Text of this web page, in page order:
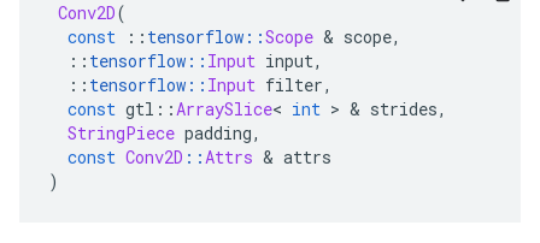
Conv2D(
const
:: tensorflow ::Scope & scope,
:: tensorflow :: Input input,
:: tensorflow :: Input filter,
const gtl ::ArraySlice< int > & strides,
StringPiece padding,
const Conv2D ::Attrs & attrs
)